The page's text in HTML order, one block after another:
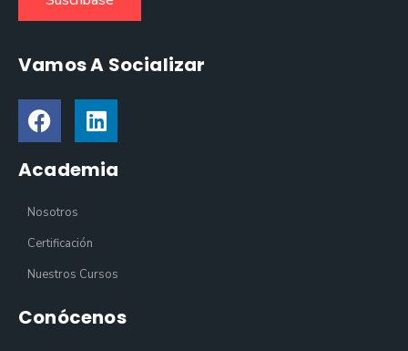
Vamos A Socializar
Academia
Nosotros
Certificación
Nuestros Cursos
Conócenos